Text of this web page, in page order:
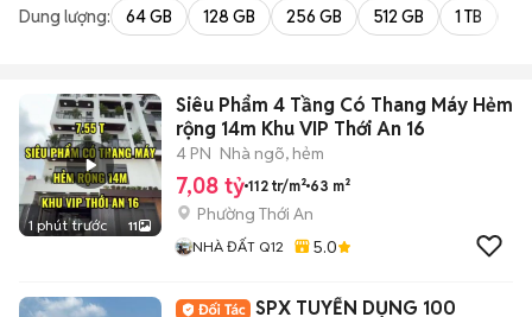
Dung lượng: 64 GB 128 GB 256 GB 512 GB 1 TB
1 phút trước 11
Siêu Phẩm 4 Tầng Có Thang Máy Hẻm
rộng 14m Khu VIP Thới An 16
4 PN Nhà ngõ, hẻm
7,08 tỷ 112 tr/m² 63 m²
Phường Thới An
NHÀ ĐẤT Q12 5.0
SPX TUYỂN DỤNG 100